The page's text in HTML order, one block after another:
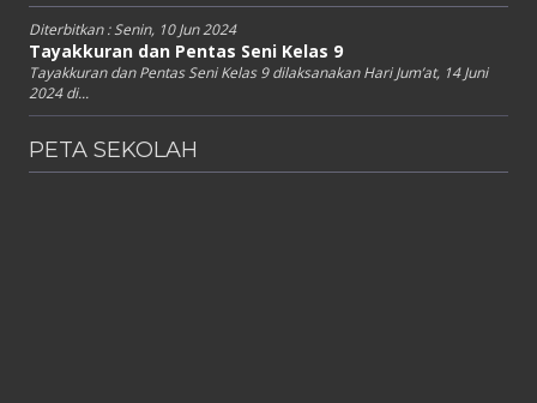
Diterbitkan :Senin, 10 Jun 2024
Tayakkuran dan Pentas Seni Kelas 9
Tayakkuran dan Pentas Seni Kelas 9 dilaksanakan Hari Jum’at, 14 Juni
2024 di...
PETA SEKOLAH